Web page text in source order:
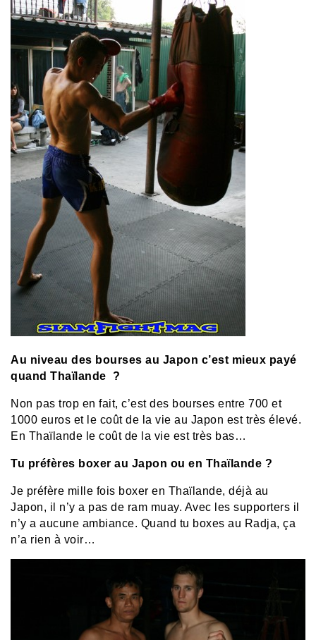
Au niveau des bourses au Japon c’est mieux payé
quand Thaïlande ?
Non pas trop en fait, c’est des bourses entre 700 et
1000 euros et le coût de la vie au Japon est très élevé.
En Thaïlande le coût de la vie est très bas…
Tu préfères boxer au Japon ou en Thaïlande ?
Je préfère mille fois boxer en Thaïlande, déjà au
Japon, il n’y a pas de ram muay. Avec les supporters il
n’y a aucune ambiance. Quand tu boxes au Radja, ça
n’a rien à voir…